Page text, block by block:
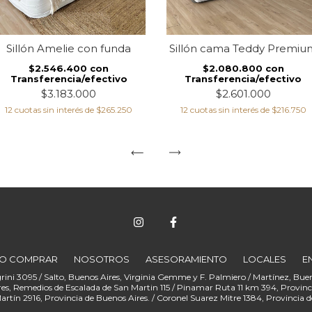
Sillón Amelie con funda
$3.183.000
$2.546.400 con
Transferencia/efectivo
12 cuotas sin interés de $265.250
Sillón cama Teddy
$2.601.000
$2.080.800 con
Transferencia/efectivo
12 cuotas sin interés de $216.750
COMPRAR NOSOTROS ASESORAMIENTO LOCALES